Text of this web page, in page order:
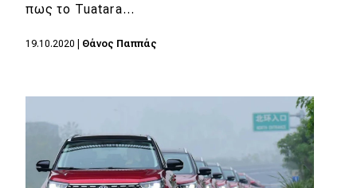
πως το Tuatara…
19.10.2020 Θάνος Παππάς